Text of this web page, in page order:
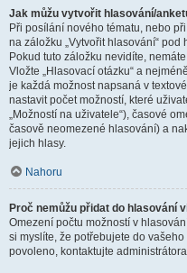
Jak můžu vytvořit hlasování/
Při posílání nového tématu, nebo
na záložku „Vytvořit hlasování“
Pokud tuto záložku nevidíte,
Vložte „Hlasovací otázku“ a
je každá možnost napsaná v
nastavit počet možností, které
„Možností na uživatele“), časové
časově neomezené hlasování) a
jejich hlasy.
Nahoru
Proč nemůžu přidat do hlasování
Omezení počtu možností v
si myslíte, že potřebujete do
povoleno, kontaktujte